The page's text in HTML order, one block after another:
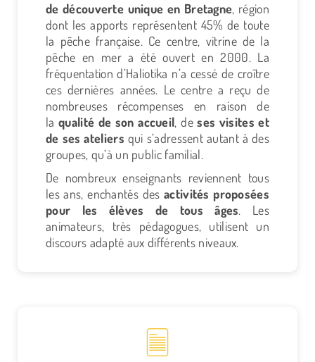
de découverte unique en Bretagne, région
dont les apports représentent 45% de toute
la pêche française. Ce centre, vitrine de la
pêche en mer a été ouvert en 2000. La
fréquentation d’Haliotika n’a cessé de croître
ces dernières années. Le centre a reçu de
nombreuses récompenses en raison de
laqualité de son accueil, deses visites et
de ses ateliers qui s’adressent autant à des
groupes, qu’à un public familial.
De nombreux enseignants reviennent tous
les ans, enchantés desactivités proposées
pour les élèves de tous âges. Les
animateurs, très pédagogues, utilisent un
discours adapté aux différents niveaux.